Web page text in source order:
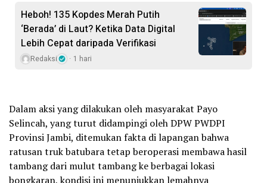
Heboh! 135 Kopdes Merah Putih
‘Berada’ di Laut? Ketika Data Digital
Lebih Cepat daripada Verifikasi
Redaksi 1 hari
Dalam aksi yang dilakukan oleh masyarakat Payo
Selincah, yang turut didampingi oleh DPW PWDPI
Provinsi Jambi, ditemukan fakta di lapangan bahwa
ratusan truk batubara tetap beroperasi membawa hasil
tambang dari mulut tambang ke berbagai lokasi
bongkaran, kondisi ini menunjukkan lemahnya